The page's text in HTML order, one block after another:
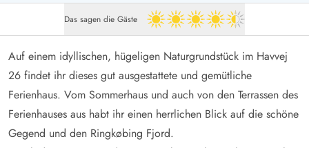
Das sagen die Gäste 4.5 von 5
Auf einem idyllischen, hügeligen Naturgrundstück im Havvej
26 findet ihr dieses gut ausgestattete und gemütliche
Ferienhaus. Vom Sommerhaus und auch von den Terrassen des
Ferienhauses aus habt ihr einen herrlichen Blick auf die schöne
Gegend und den Ringkøbing Fjord.